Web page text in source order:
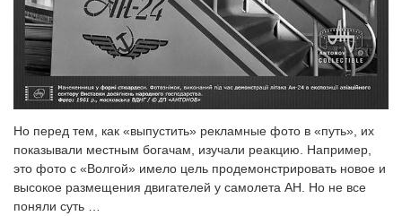
Но перед тем, как «выпустить» рекламные фото в «путь», их
показывали местным богачам, изучали реакцию. Например,
это фото с «Волгой» имело цель продемонстрировать новое и
высокое размещения двигателей у самолета АН. Но не все
поняли суть …